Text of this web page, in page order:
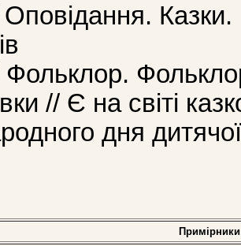
Казки.
// Є на світі
дня
Примірники